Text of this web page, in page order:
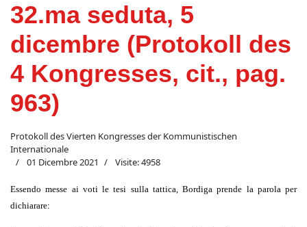
32.ma seduta, 5
dicembre (Protokoll des
4 Kongresses, cit., pag.
963)
Protokoll des Vierten Kongresses der Kommunistischen
Internationale
01 Dicembre 2021
Visite: 4958
Essendo messe ai voti le tesi sulla tattica, Bordiga prende la parola per
dichiarare: